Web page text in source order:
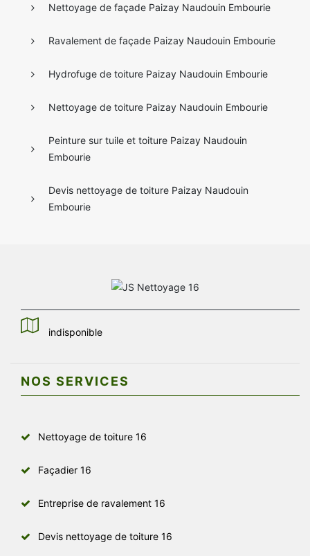
Nettoyage de façade Paizay Naudouin Embourie
Ravalement de façade Paizay Naudouin Embourie
Hydrofuge de toiture Paizay Naudouin Embourie
Nettoyage de toiture Paizay Naudouin Embourie
Peinture sur tuile et toiture Paizay Naudouin
Embourie
Devis nettoyage de toiture Paizay Naudouin
Embourie
indisponible
NOS SERVICES
Nettoyage de toiture 16
Façadier 16
Entreprise de ravalement 16
Devis nettoyage de toiture 16